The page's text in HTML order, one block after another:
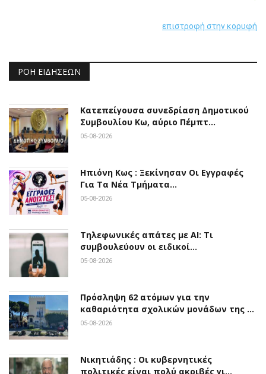
επιστροφή στην κορυφή
ΡΟΉ ΕΙΔΉΣΕΩΝ
Κατεπείγουσα συνεδρίαση Δημοτικού
Συμβουλίου Κω, αύριο Πέμπτ…
05-08-2026
Ηπιόνη Κως : Ξεκίνησαν Οι Εγγραφές
Για Τα Νέα Τμήματα…
05-08-2026
Τηλεφωνικές απάτες με ΑΙ: Τι
συμβουλεύουν οι ειδικοί…
05-08-2026
Πρόσληψη 62 ατόμων για την
καθαριότητα σχολικών μονάδων της …
05-08-2026
Νικητιάδης : Οι κυβερνητικές
πολιτικές είναι πολύ ακριβές γι…